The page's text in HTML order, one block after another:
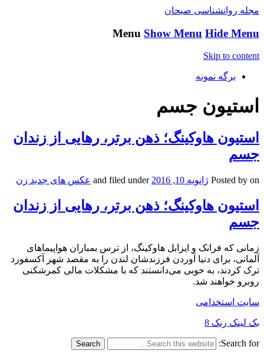
مجله روانشناسی صبحان
Menu Show Menu Hide Menu
Skip to content
برگه نمونه
استیون جسم
استیون هاوکینگ؛ ذهن برتر، رهایی از زندان
جسم
Posted by on ژانویه 10, 2016 and filed under عکس های جدید زن
استیون هاوکینگ؛ ذهن برتر، رهایی از زندان
جسم
زمانی که فرانک و ایزابل هاوکینگ، از ترس بمباران هواپیماهای
آلمانی، برای دنیا آوردن فرزندشان لندن را به مقصد شهر آکسفورد
ترک کردند، به خوبی می‌دانستند که با مشکلات مالی کمرشکنی
روبرو خواهند شد.
سایت استخدامی
بک لینک رنک 8
Search for: